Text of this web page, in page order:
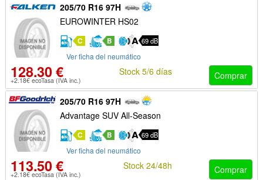
205/70 R16 97H
EUROWINTER HS02
C B 69 dB
Ver ficha del neumático
128.30 €
+2.18€ ecoTasa (IVA inc.) Comprar
Stock 5/6 días
205/70 R16 97H
Advantage SUV All-Season
C B 69 dB
Ver ficha del neumático
113.50 €
+2.18€ ecoTasa (IVA inc.) Comprar
Stock 24/48h